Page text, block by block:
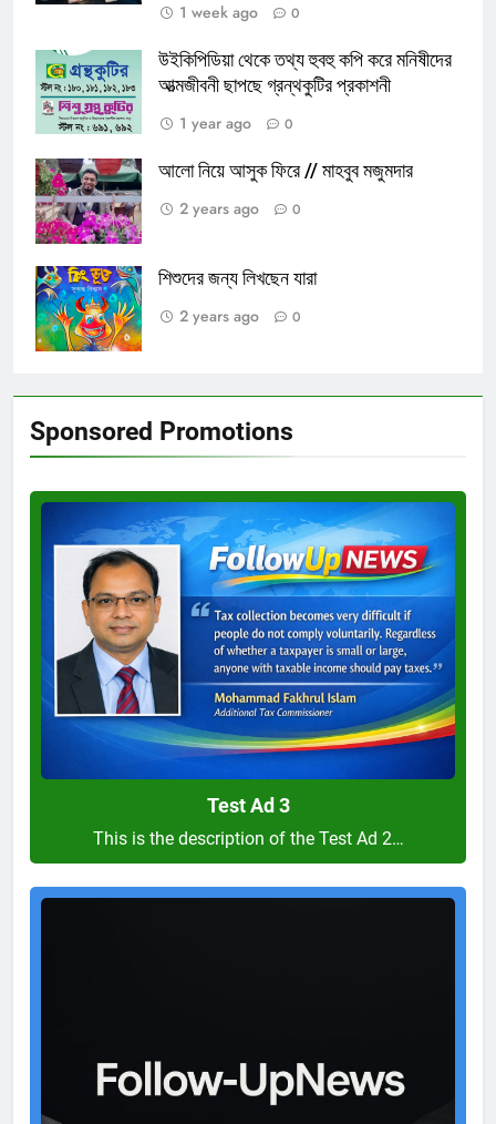
1 week ago
0
উইকিপিডিয়া থেকে তথ্য হুবহু কপি করে মনিষীদের
আত্মজীবনী ছাপছে গ্রন্থকুটির প্রকাশনী
1 year ago
0
আলো নিয়ে আসুক ফিরে // মাহবুব মজুমদার
2 years ago
0
শিশুদের জন্য লিখছেন যারা
2 years ago
0
Sponsored Promotions
Ad
3
Test Ad 3
This is the description of the Test Ad 2…